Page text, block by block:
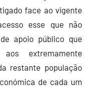
face ao vigente
esse que não
apoio público que
extremamente
restante população
de cada um